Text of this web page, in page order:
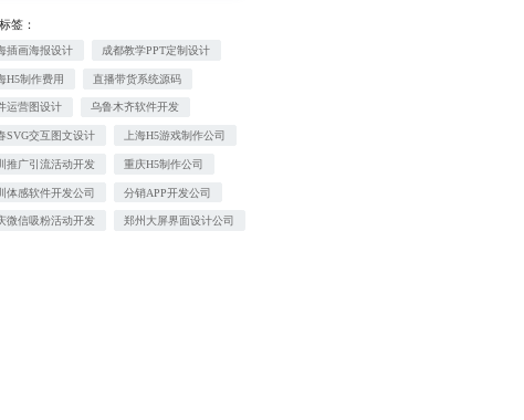
签：
插画海报设计 成都教学PPT定制设计
H5制作费用 直播带货系统源码
运营图设计 乌鲁木齐软件开发
SVG交互图文设计 上海H5游戏制作公司
推广引流活动开发 重庆H5制作公司
体感软件开发公司 分销APP开发公司
微信吸粉活动开发 郑州大屏界面设计公司